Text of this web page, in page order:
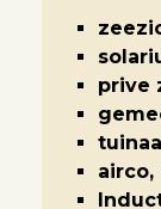
prive